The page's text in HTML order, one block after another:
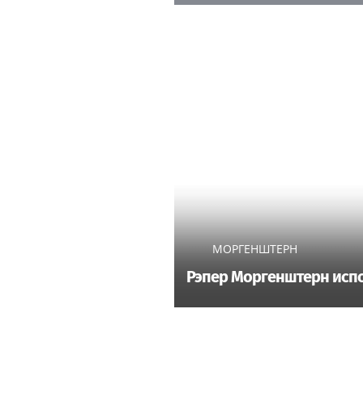
МОРГЕНШТЕРН
Рэпер Моргенштерн